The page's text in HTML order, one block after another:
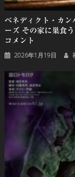
ベネディクト・カ
ーズ その家に巣食
コメント
2026年1月19日